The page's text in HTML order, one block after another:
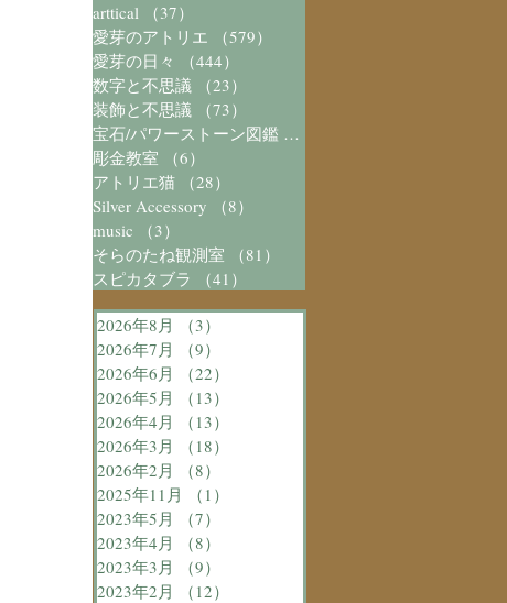
arttical
（37）
愛芽のアトリエ
（579）
愛芽の日々
（444）
数字と不思議
（23）
装飾と不思議
（73）
宝石/パワーストーン図鑑 （41）
彫金教室
（6）
アトリエ猫
（28）
Silver Accessory
（8）
music
（3）
そらのたね観測室
（81）
スピカタブラ
（41）
2026年8月 （3）
2026年7月
（9）
2026年6月
（22）
2026年5月
（13）
2026年4月
（13）
2026年3月
（18）
2026年2月
（8）
2025年11月
（1）
2023年5月
（7）
2023年4月
（8）
2023年3月
（9）
2023年2月
（12）